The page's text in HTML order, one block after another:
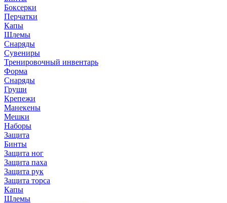
Боксерки
Перчатки
Капы
Шлемы
Снаряды
Сувениры
Тренировочный инвентарь
Форма
Снаряды
Груши
Крепежи
Манекены
Мешки
Наборы
Защита
Бинты
Защита ног
Защита паха
Защита рук
Защита торса
Капы
Шлемы